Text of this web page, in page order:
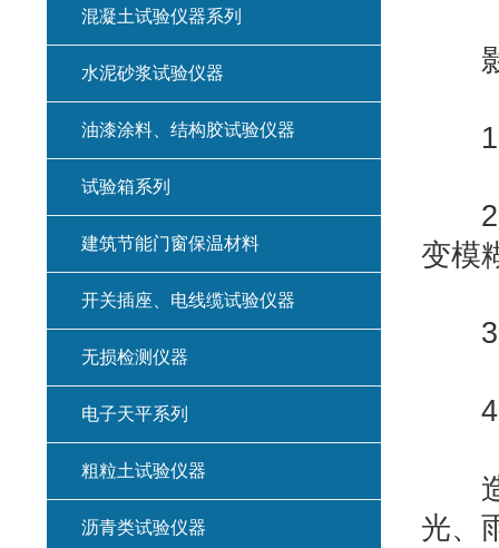
影
1、
2、
变模
3、
4、
造
光、
混凝土试验仪器系列
水泥砂浆试验仪器
油漆涂料、结构胶试验仪器
试验箱系列
建筑节能门窗保温材料
开关插座、电线缆试验仪器
无损检测仪器
电子天平系列
粗粒土试验仪器
沥青类试验仪器